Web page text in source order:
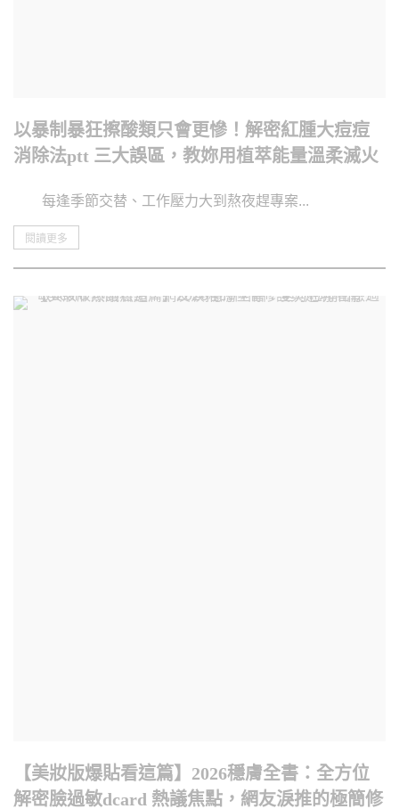
以暴制暴狂擦酸類只會更慘！解密紅腫大痘痘
消除法ptt 三大誤區，教妳用植萃能量溫柔滅火
每逢季節交替、工作壓力大到熬夜趕專案...
閱讀更多
【美妝版爆貼看這篇】2026穩膚全書：全方位
解密臉過敏dcard 熱議焦點，網友淚推的極簡修